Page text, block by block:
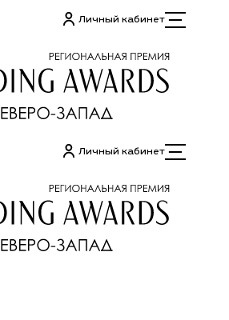
Личный кабинет
Личный кабинет